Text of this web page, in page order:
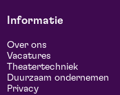
Informatie
Over ons
Vacatures
Theatertechniek
Duurzaam ondernemen
Privacy